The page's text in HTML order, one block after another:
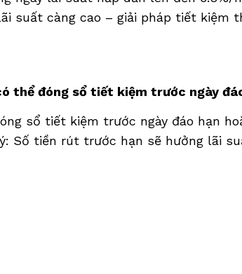
suất càng cao – giải pháp tiết kiệm
thể đóng sổ tiết kiệm trước ngày
sổ tiết kiệm trước ngày đáo hạn
Số tiền rút trước hạn sẽ hưởng lãi